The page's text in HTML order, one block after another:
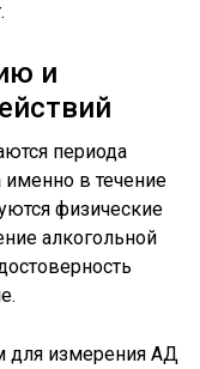
и
периода
в течение
физические
алкогольной
для измерения АД